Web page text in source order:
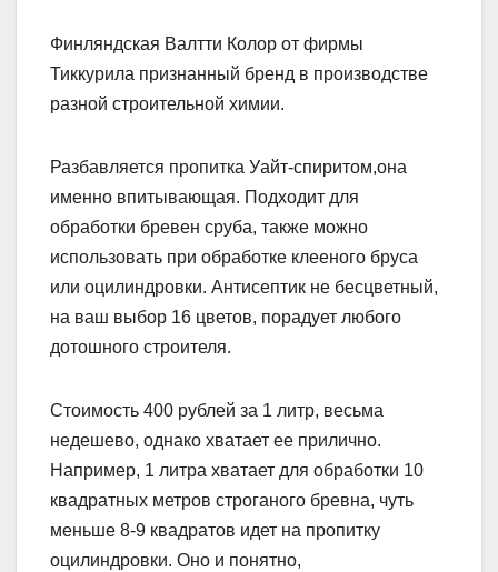
Финляндская Валтти Колор от фирмы
Тиккурила признанный бренд в производстве
разной строительной химии.
Разбавляется пропитка Уайт-спиритом,она
именно впитывающая. Подходит для
обработки бревен сруба, также можно
использовать при обработке клееного бруса
или оцилиндровки. Антисептик не бесцветный,
на ваш выбор 16 цветов, порадует любого
дотошного строителя.
Стоимость 400 рублей за 1 литр, весьма
недешево, однако хватает ее прилично.
Например, 1 литра хватает для обработки 10
квадратных метров строганого бревна, чуть
меньше 8-9 квадратов идет на пропитку
оцилиндровки. Оно и понятно,